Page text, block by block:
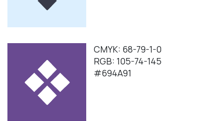
CMYK: 68-79-1-0
RGB: 105-74-145
#694A91